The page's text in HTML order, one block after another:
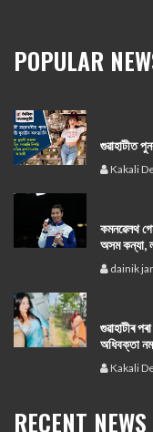
POPULAR
গুৱাহাটীত
Kakali
কমনৱেলথ
অসম কন্যা,
dainik
গুৱাহাটীৰ
অধিবক্তা
Kakali
RECENT NEWS